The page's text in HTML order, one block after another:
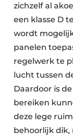
zichzelf al
een klasse D
wordt
panelen
regelwerk te
lucht tussen
Daardoor is
bereiken
deze lege
behoorlijk dik,